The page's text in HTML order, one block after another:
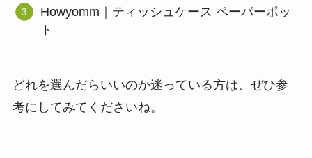
Howyomm｜ティッシュケース ペーパーポッ
ト
どれを選んだらいいのか迷っている方は、ぜひ参
考にしてみてくださいね。